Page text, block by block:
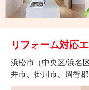
リフォーム対応
浜松市（中央区/浜名
井市、掛川市、周智郡